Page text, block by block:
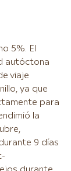
5%. El
autóctona
viaje
ya que
para
la
9 días